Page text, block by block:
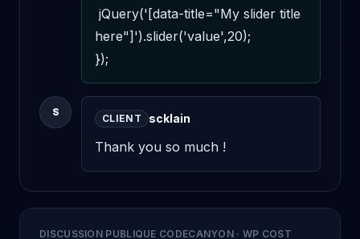
here"]').slider('value',20);
});
S
CLIENT scklain
Thank you so much !
DISCUSSION PUBLIQUE CODECANYON · WP COST